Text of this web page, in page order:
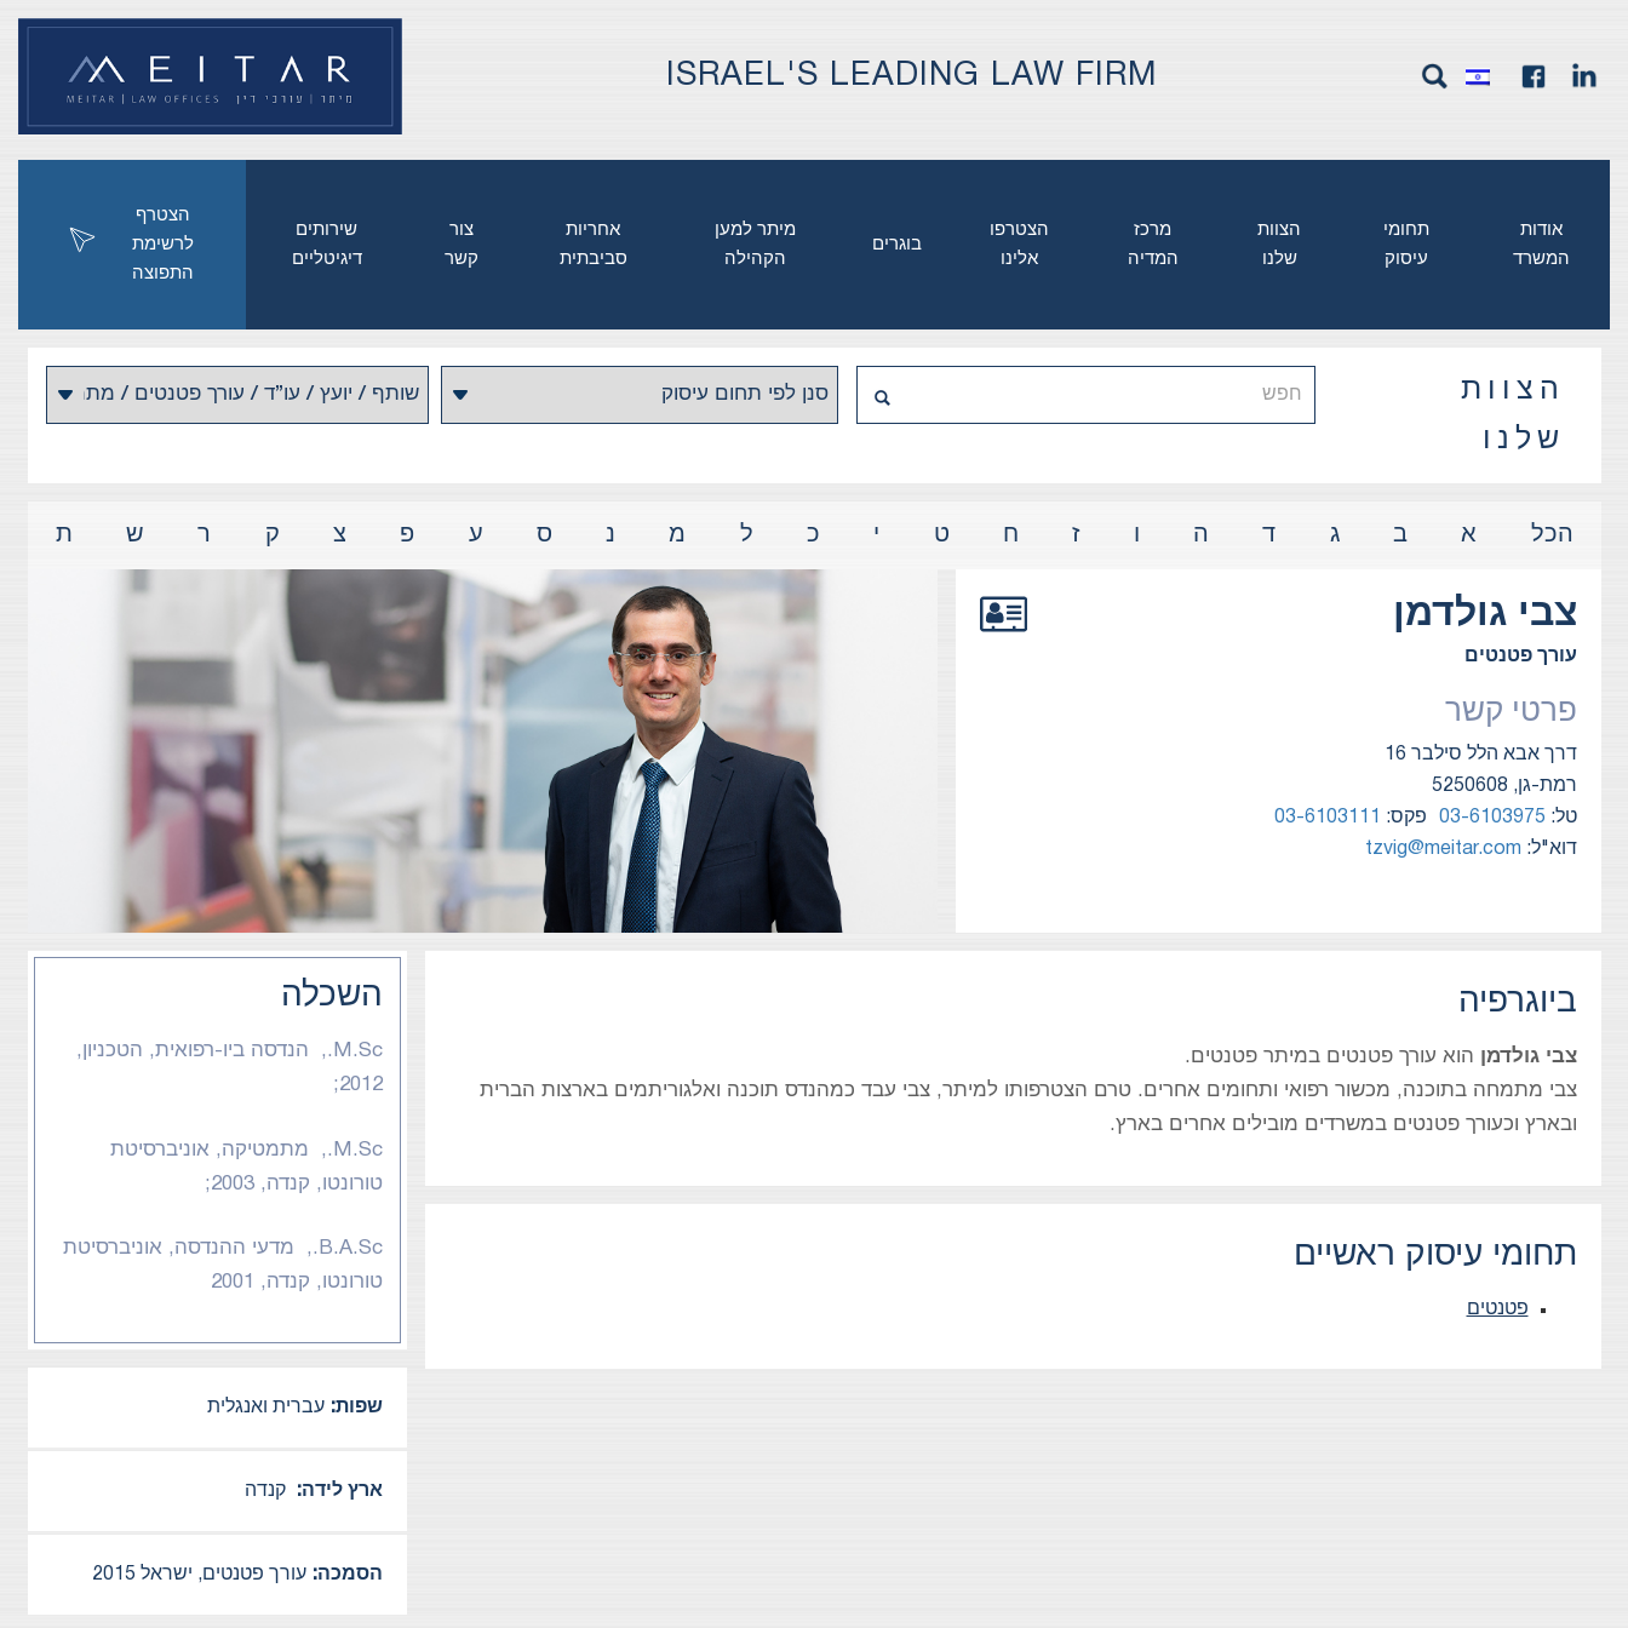
ISRAEL'S LEADING LAW FIRM
אודות
המשרד
תחומי
עיסוק
הצוות
שלנו
מרכז
המדיה
הצטרפו
אלינו
בוגרים
מיתר למען
הקהילה
אחריות
סביבתית
צור
קשר
שירותים
דיגיטליים
הצטרף
לרשימת
התפוצה
הצוות
שלנו
א ב ג ד ה ז ח ט י כ ל מ נ ס ע פ צ ק ר ש ת
צבי גולדמן
עורך פטנטים
פרטי קשר
דרך אבא הלל סילבר 16
רמת-גן, 5250608
טל: 03-6103975 פקס:
03-6103111
דוא"ל: tzvig@meitar.com
ביוגרפיה
צבי גולדמן
הוא עורך פטנטים במיתר פטנטים.
צבי מתמחה בתוכנה, מכשור רפואי ותחומים אחרים. טרם הצטרפותו למיתר, צבי עבד כמהנדס תוכנה ואלגוריתמים בארצות הברית
ובארץ וכעורך פטנטים במשרדים מובילים אחרים בארץ.
תחומי עיסוק ראשיים
פטנטים
השכלה
M.Sc., הנדסה ביו-רפואית, הטכניון,
2012;
M.Sc., מתמטיקה, אוניברסיטת
טורונטו, קנדה, 2003;
B.A.Sc., מדעי ההנדסה, אוניברסיטת
טורונטו, קנדה, 2001
שפות: עברית ואנגלית
ארץ לידה: קנדה
הסמכה: עורך פטנטים, ישראל 2015